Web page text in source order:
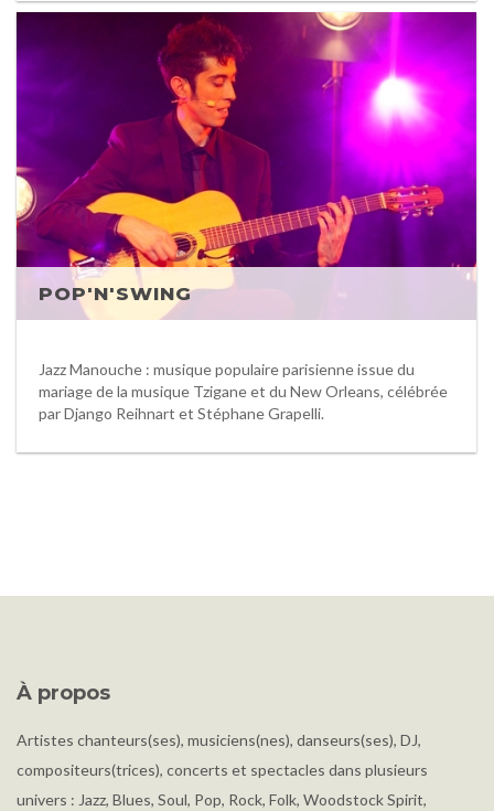
POP'N'SWING
Jazz Manouche : musique populaire parisienne issue du
mariage de la musique Tzigane et du New Orleans, célébrée
par Django Reihnart et Stéphane Grapelli.
À propos
Artistes chanteurs(ses), musiciens(nes), danseurs(ses), DJ,
compositeurs(trices), concerts et spectacles dans plusieurs
univers : Jazz, Blues, Soul, Pop, Rock, Folk, Woodstock Spirit,